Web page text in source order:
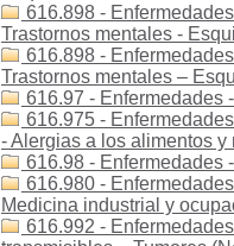
616.898 -
Trastornos mentales -
616.898 -
Trastornos mentales –
616.97 - Enfermedades
616.975 -
- Alergias a los alimentos y
616.98 - Enfermedades
616.980 -
Medicina industrial y
616.992 -